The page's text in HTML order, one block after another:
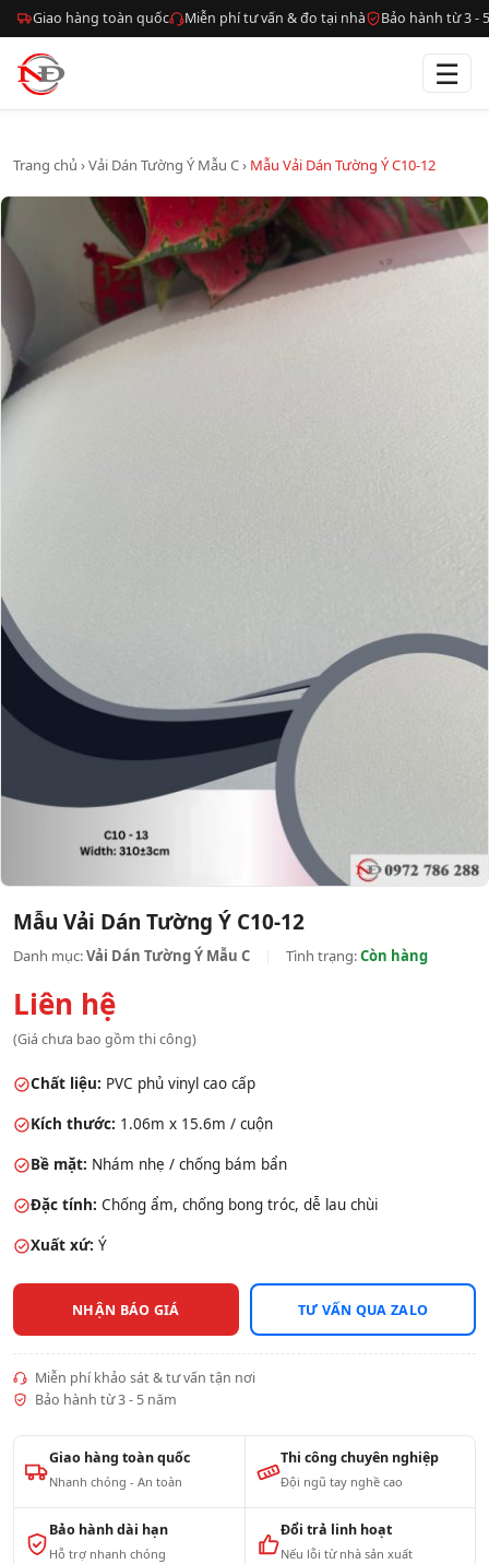
Giao hàng toàn quốc Miễn phí tư vấn & đo tại nhà Bảo hành từ 3 -
☰
Trang chủ ›Vải Dán Tường Ý Mẫu C› Mẫu Vải Dán Tường Ý C10-12
Mẫu Vải Dán Tường Ý C10-12
Danh mục:Vải Dán Tường Ý Mẫu C Tình trạng:Còn hàng
Liên hệ
(Giá chưa bao gồm thi công)
Chất liệu: PVC phủ vinyl cao cấp
Kích thước: 1.06m x 15.6m / cuộn
Bề mặt: Nhám nhẹ / chống bám bẩn
Đặc tính: Chống ẩm, chống bong tróc, dễ lau chùi
Xuất xứ: Ý
NHẬN BÁO GIÁ TƯ VẤN QUA ZALO
Miễn phí khảo sát & tư vấn tận nơi
Bảo hành từ 3 - 5 năm
Giao hàng toàn quốc
Nhanh chóng - An toàn
Thi công chuyên nghiệp
Đội ngũ tay nghề cao
Bảo hành dài hạn
Hỗ trợ nhanh chóng
Đổi trả linh hoạt
Nếu lỗi từ nhà sản xuất